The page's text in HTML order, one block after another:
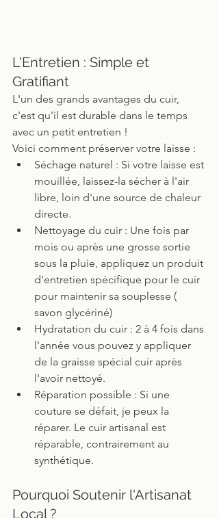
L'Entretien : Simple et
Gratifiant
L'un des grands avantages du cuir,
c'est qu'il est durable dans le temps
avec un petit entretien !
Voici comment préserver votre laisse :
Séchage naturel : Si votre laisse est
mouillée, laissez-la sécher à l'air
libre, loin d'une source de chaleur
directe.
Nettoyage du cuir : Une fois par
mois ou après une grosse sortie
sous la pluie, appliquez un produit
d'entretien spécifique pour le cuir
pour maintenir sa souplesse (
savon glycériné)
Hydratation du cuir : 2 à 4 fois dans
l'année vous pouvez y appliquer
de la graisse spécial cuir après
l'avoir nettoyé.
Réparation possible : Si une
couture se défait, je peux la
réparer. Le cuir artisanal est
réparable, contrairement au
synthétique.
Pourquoi Soutenir l'Artisanat
Local ?